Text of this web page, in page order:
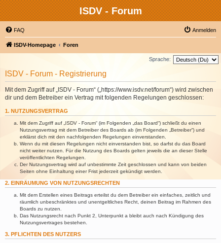
ISDV - Forum
FAQ Anmelden
ISDV-Homepage Foren
Sprache:
ISDV - Forum - Registrierung
Mit dem Zugriff auf „ISDV - Forum“ („https://www.isdv.net/forum“) wird zwischen
dir und dem Betreiber ein Vertrag mit folgenden Regelungen geschlossen:
1. NUTZUNGSVERTRAG
Mit dem Zugriff auf „ISDV - Forum“ (im Folgenden „das Board“) schließt du einen
Nutzungsvertrag mit dem Betreiber des Boards ab (im Folgenden „Betreiber“) und
erklärst dich mit den nachfolgenden Regelungen einverstanden.
Wenn du mit diesen Regelungen nicht einverstanden bist, so darfst du das Board
nicht weiter nutzen. Für die Nutzung des Boards gelten jeweils die an dieser Stelle
veröffentlichten Regelungen.
Der Nutzungsvertrag wird auf unbestimmte Zeit geschlossen und kann von beiden
Seiten ohne Einhaltung einer Frist jederzeit gekündigt werden.
2. EINRÄUMUNG VON NUTZUNGSRECHTEN
Mit dem Erstellen eines Beitrags erteilst du dem Betreiber ein einfaches, zeitlich und
räumlich unbeschränktes und unentgeltliches Recht, deinen Beitrag im Rahmen des
Boards zu nutzen.
Das Nutzungsrecht nach Punkt 2, Unterpunkt a bleibt auch nach Kündigung des
Nutzungsvertrages bestehen.
3. PFLICHTEN DES NUTZERS